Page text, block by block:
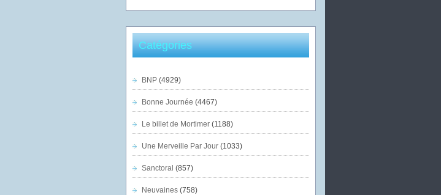
Catégories
BNP(4929)
Bonne Journée (4467)
Le billet de Mortimer(1188)
Une Merveille Par Jour(1033)
Sanctoral (857)
Neuvaines(758)